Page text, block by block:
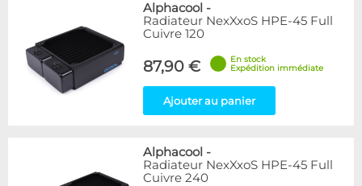
Alphacool -
Radiateur NexXxoS HPE-45 Full
Cuivre 120
87,90 €
En stock
Expédition immédiate
Ajouter au panier
Alphacool -
Radiateur NexXxoS HPE-45 Full
Cuivre 240